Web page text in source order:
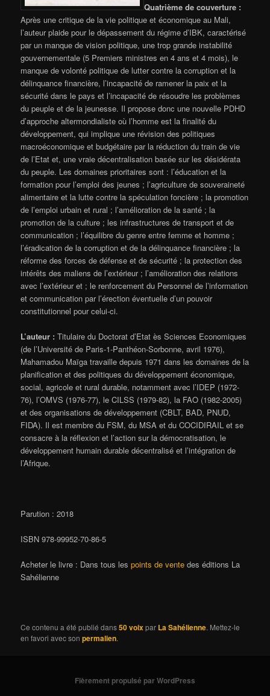
Quatrième de couverture :
Après une critique de la vie politique et économique au Mali,
l’auteur plaide pour le dépassement du régime d’IBK, caractérisé
par un manque de vision politique, une trop grande instabilité
gouvernementale (5 Premiers ministres en 4 ans et 4 mois), le
manque de volonté politique de lutter contre la corruption et la
délinquance financière, l’incapacité de ramener la paix et la
sécurité dans le pays et l’incapacité de résoudre les problèmes
du peuple et de la jeunesse. Il propose donc une nouvelle PDHD
d’approche altermondialiste où l’homme est la finalité du
développement, qui implique une révision des politiques
macroéconomique et budgétaire par la réduction du train de vie
de l’Etat et, une vraie décentralisation basée sur les désidérata
du peuple. Les domaines prioritaires sont : l’éducation et la
formation pour l’emploi des jeunes ; l’agriculture de souveraineté
alimentaire et la lutte contre la spéculation foncière ; la promotion
de l’emploi urbain et rural ; l’amélioration de la santé ; la
promotion de la culture ; les infrastructures de transport et de
communication ; l’équilibre du genre entre femme et homme ;
l’éradication de la corruption et de la délinquance financière ; la
réforme des forces de défense et de sécurité ; la protection des
intérêts des maliens de l’extérieur ; l’amélioration des relations
avec l’extérieur et ; le renforcement du Personnel de l’information
et communication par l’érection éventuelle d’un pouvoir
constitutionnel pour celui-ci.
L’auteur : Titulaire du Doctorat d’Etat ès Sciences Economiques
(de l’Université de Paris-1-Panthéon-Sorbonne, avril 1976),
Mahamadou Maïga travaille depuis 1971 dans les domaines de la
planification et des politiques du développement économique,
social, agricole et rural durable, notamment avec l’IDEP (1972-
76), l’OMVS (1976-77), le CILSS (1979-82), la FAO (1982-2005)
et des organisations de développement (CBLT, BAD, PNUD,
FIDA). Il est membre du FSM, du MSA et du COCIDIRAIL et se
consacre à la réflexion et l’action sur la démocratisation, le
développement humain durable décentralisé et l’intégration de
l’Afrique.
Parution : 2018
ISBN 978-99952-70-86-5
Acheter le livre : Dans tous lespoints de vente des éditions La
Sahélienne
Ce contenu a été publié dans50 voixpar La Sahélienne. Mettez-le
en favori avec sonpermalien.
Fièrement propulsé par WordPress